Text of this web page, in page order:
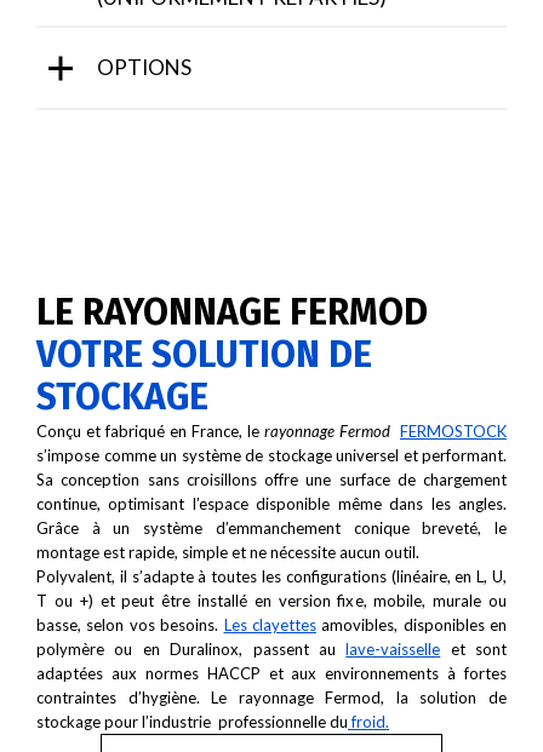
OPTIONS
LE RAYONNAGE FERMOD
VOTRE SOLUTION DE
STOCKAGE
Conçu et fabriqué en France, le rayonnage Fermod FERMOSTOCK
s’impose comme un système de stockage universel et performant.
Sa conception sans croisillons offre une surface de chargement
continue, optimisant l’espace disponible même dans les angles.
Grâce à un système d’emmanchement conique breveté, le
montage est rapide, simple et ne nécessite aucun outil.
Polyvalent, il s’adapte à toutes les configurations (linéaire, en L, U,
T ou +) et peut être installé en version fixe, mobile, murale ou
basse, selon vos besoins. Les clayettesamovibles, disponibles en
polymère ou en Duralinox, passent aulave-vaisselle et sont
adaptées aux normes HACCP et aux environnements à fortes
contraintes d’hygiène. Le rayonnage Fermod, la solution de
stockage pour l’industrie professionnelle dufroid.